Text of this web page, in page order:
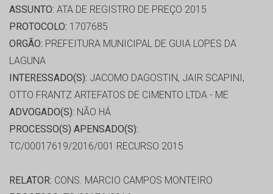
ASSUNTO: ATA DE REGISTRO DE PREÇO 2015
PROTOCOLO: 1707685
ORGÃO: PREFEITURA MUNICIPAL DE GUIA LOPES DA
LAGUNA
INTERESSADO(S): JACOMO DAGOSTIN, JAIR SCAPINI,
OTTO FRANTZ ARTEFATOS DE CIMENTO LTDA - ME
ADVOGADO(S): NÃO HÁ
PROCESSO(S) APENSADO(S):
TC/00017619/2016/001 RECURSO 2015
RELATOR: CONS. MARCIO CAMPOS MONTEIRO